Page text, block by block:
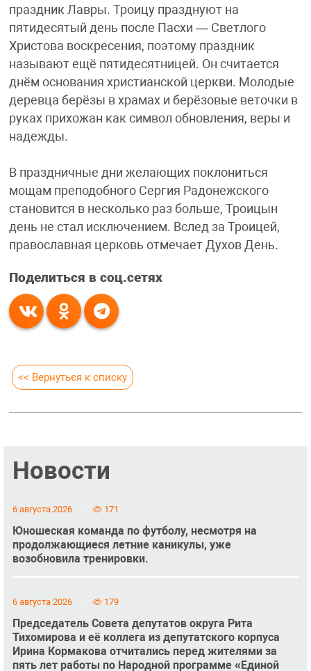
праздник Лавры. Троицу празднуют на
пятидесятый день после Пасхи — Светлого
Христова воскресения, поэтому праздник
называют ещё пятидесятницей. Он считается
днём основания христианской церкви. Молодые
деревца берёзы в храмах и берёзовые веточки в
руках прихожан как символ обновления, веры и
надежды.
В праздничные дни желающих поклониться
мощам преподобного Сергия Радонежского
становится в несколько раз больше, Троицын
день не стал исключением. Вслед за Троицей,
православная церковь отмечает Духов День.
Поделиться в соц.сетях
<< Вернуться к списку
Новости
6 августа 2026 171
Юношеская команда по футболу, несмотря на
продолжающиеся летние каникулы, уже
возобновила тренировки.
6 августа 2026 179
Председатель Совета депутатов округа Рита
Тихомирова и её коллега из депутатского корпуса
Ирина Кормакова отчитались перед жителями за
пять лет работы по Народной программе «Единой